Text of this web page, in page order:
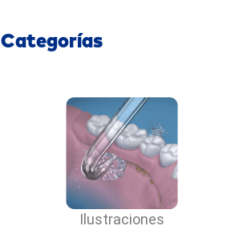
Categorías
Ilustraciones